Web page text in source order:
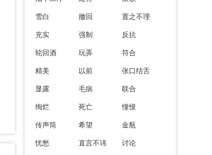
雪白
撤回
置之不理
充实
强制
反抗
轮回酒
玩弄
符合
精美
以前
张口结舌
显露
毛病
联合
绚烂
死亡
憧憬
传声筒
希望
金瓶
忧愁
直言不讳
讨论